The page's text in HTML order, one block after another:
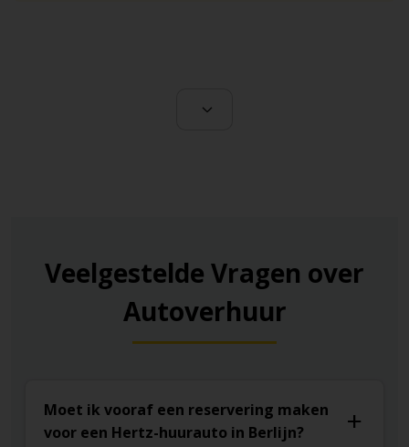
Veelgestelde Vragen over
Autoverhuur
Moet ik vooraf een reservering maken
voor een Hertz-huurauto in Berlijn?